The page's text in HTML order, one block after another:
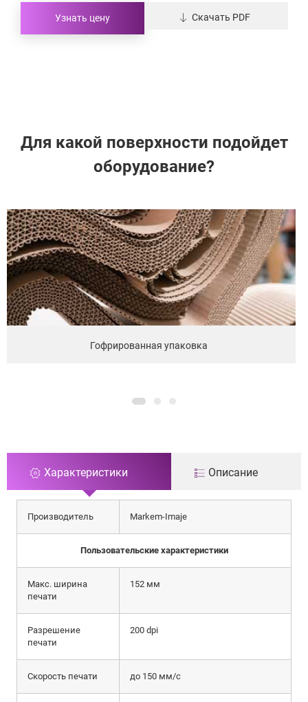
Узнать цену Скачать PDF
Для какой поверхности подойдет
оборудование?
Пленки
Характеристики Описание
Производитель Markem-Imaje
Пользовательские характеристики
Макс. ширина
печати
152 мм
Разрешение
печати
200 dpi
Скорость печати до 150 мм/с